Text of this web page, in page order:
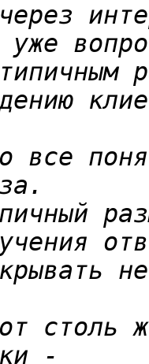
все
столь